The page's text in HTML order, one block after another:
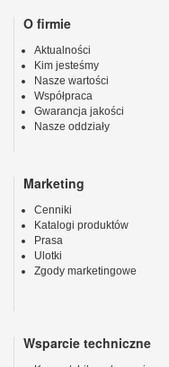
O firmie
Aktualności
Kim jesteśmy
Nasze wartości
Współpraca
Gwarancja jakości
Nasze oddziały
Marketing
Cenniki
Katalogi produktów
Prasa
Ulotki
Zgody marketingowe
Wsparcie techniczne